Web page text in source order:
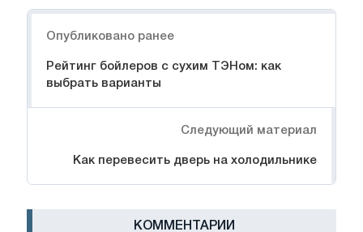
Опубликовано ранее
Рейтинг бойлеров с сухим ТЭНом: как
выбрать варианты
Следующий материал
Как перевесить дверь на холодильнике
КОММЕНТАРИИ